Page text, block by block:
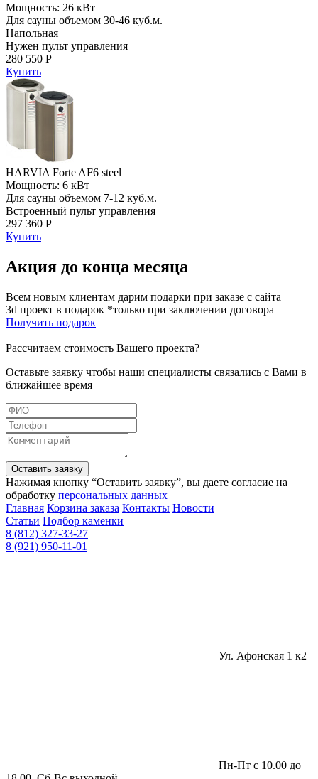
Мощность: 26 кВт
Для сауны объемом 30-46 куб.м.
Напольная
Нужен пульт управления
280 550 Р
Купить
HARVIA Forte AF6 steel
Мощность: 6 кВт
Для сауны объемом 7-12 куб.м.
Встроенный пульт управления
297 360 Р
Купить
Акция до конца месяца
Всем новым клиентам дарим подарки при заказе с сайта
3d проект в подарок *только при заключении договора
Получить подарок
Рассчитаем стоимость Вашего проекта?
Оставьте заявку чтобы наши специалисты связались с Вами в
ближайшее время
Оставить заявку
Нажимая кнопку “Оставить заявку”, вы даете согласие на
обработку персональных данных
Главная Корзина заказа Контакты Новости
Статьи Подбор каменки
8 (812) 327-33-27
8 (921) 950-11-01
Ул. Афонская 1 к2
Пн-Пт с 10.00 до